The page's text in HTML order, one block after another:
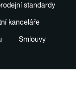
standardy
kanceláře
Smlouvy